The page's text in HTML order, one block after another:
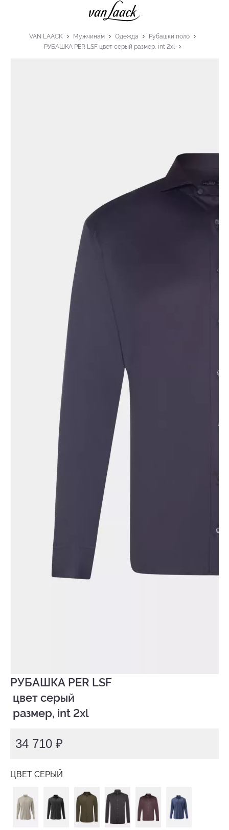
VAN LAACK Мужчинам Одежда
Рубашки поло
РУБАШКА PER LSF цвет серый размер, int 2xl
РУБАШКА PER LSF
размер, int 2xl
34 710 ₽
ЦВЕТ СЕРЫЙ